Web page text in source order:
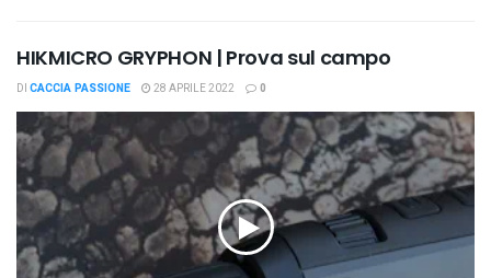
HIKMICRO GRYPHON | Prova sul campo
DI CACCIA PASSIONE 28 APRILE 2022 0